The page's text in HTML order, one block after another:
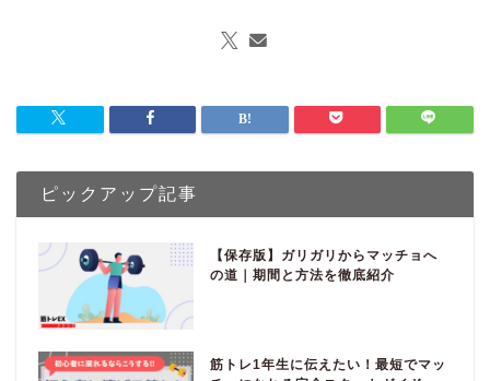
ピックアップ記事
【保存版】ガリガリからマッチョへ
の道｜期間と方法を徹底紹介
筋トレ1年生に伝えたい！最短でマッ